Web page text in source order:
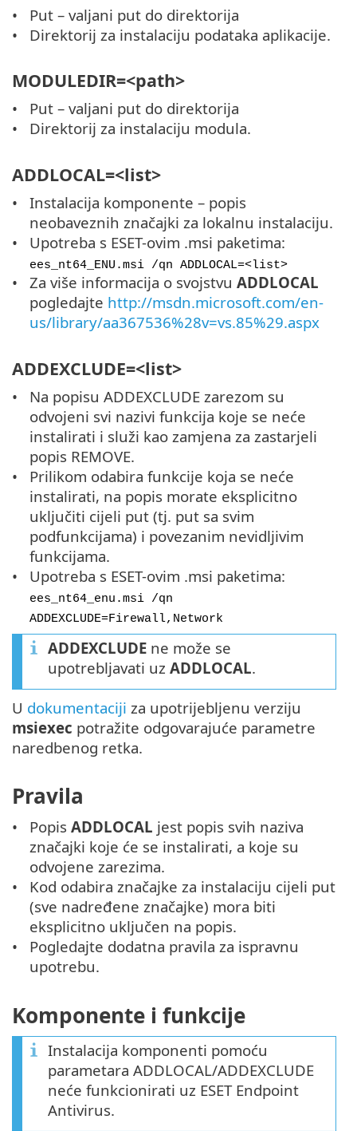
Put – valjani put do direktorija
Direktorij za instalaciju podataka aplikacije.
MODULEDIR=<path>
Put – valjani put do direktorija
Direktorij za instalaciju modula.
ADDLOCAL=<list>
Instalacija komponente – popis
neobaveznih značajki za lokalnu instalaciju.
Upotreba s ESET-ovim .msi paketima:
ees_nt64_ENU.msi /qn ADDLOCAL=<list>
Za više informacija o svojstvuADDLOCAL
pogledajte http://msdn.microsoft.com/en-
us/library/aa367536%28v=vs.85%29.aspx
ADDEXCLUDE=<list>
Na popisu ADDEXCLUDE zarezom su
odvojeni svi nazivi funkcija koje se neće
instalirati i služi kao zamjena za zastarjeli
popis REMOVE.
Prilikom odabira funkcije koja se neće
instalirati, na popis morate eksplicitno
uključiti cijeli put (tj. put sa svim
podfunkcijama) i povezanim nevidljivim
funkcijama.
Upotreba s ESET-ovim .msi paketima:
ees_nt64_enu.msi /qn
ADDEXCLUDE=Firewall,Network
ADDEXCLUDE ne može se
upotrebljavati uz ADDLOCAL.
U dokumentaciji za upotrijebljenu verziju
msiexec potražite odgovarajuće parametre
naredbenog retka.
Pravila
PopisADDLOCAL jest popis svih naziva
značajki koje će se instalirati, a koje su
odvojene zarezima.
Kod odabira značajke za instalaciju cijeli put
(sve nadređene značajke) mora biti
eksplicitno uključen na popis.
Pogledajte dodatna pravila za ispravnu
upotrebu.
Komponente i funkcije
Instalacija komponenti pomoću
parametara ADDLOCAL/ADDEXCLUDE
neće funkcionirati uz ESET Endpoint
Antivirus.